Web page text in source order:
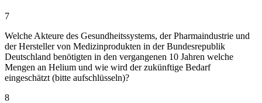
7
Welche Akteure des Gesundheitssystems, der Pharmaindustrie und
der Hersteller von Medizinprodukten in der Bundesrepublik
Deutschland benötigten in den vergangenen 10 Jahren welche
Mengen an Helium und wie wird der zukünftige Bedarf
eingeschätzt (bitte aufschlüsseln)?
8